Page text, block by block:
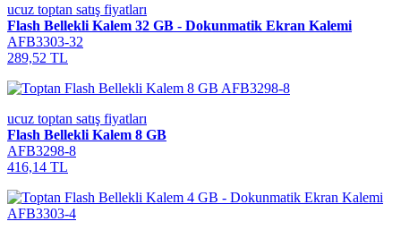
ucuz toptan satış fiyatları
Flash Bellekli Kalem 32 GB - Dokunmatik Ekran Kalemi
AFB3303-32
289,52 TL
ucuz toptan satış fiyatları
Flash Bellekli Kalem 8 GB
AFB3298-8
416,14 TL